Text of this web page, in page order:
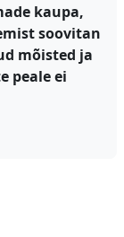
kaupa,
soovitan
mõisted ja
peale ei